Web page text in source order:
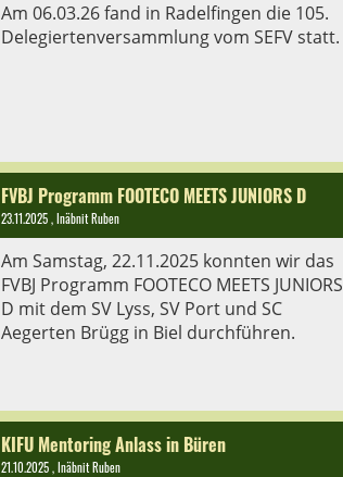
Am 06.03.26 fand in Radelfingen die 105.
Delegiertenversammlung vom SEFV statt.
FVBJ Programm FOOTECO MEETS JUNIORS D
23.11.2025, Inäbnit Ruben
Am Samstag, 22.11.2025 konnten wir das
FVBJ Programm FOOTECO MEETS JUNIORS
D mit dem SV Lyss, SV Port und SC
Aegerten Brügg in Biel durchführen.
KIFU Mentoring Anlass in Büren
21.10.2025, Inäbnit Ruben